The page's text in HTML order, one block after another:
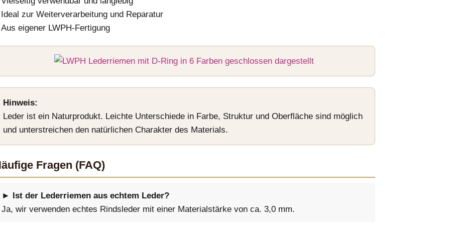
Ideal zur Weiterverarbeitung und Reparatur
Aus eigener LWPH-Fertigung
Hinweis:
Leder ist ein Naturprodukt. Leichte Unterschiede in Farbe, Struktur und Oberfläche sind möglich
und unterstreichen den natürlichen Charakter des Materials.
Fragen (FAQ)
► Ist der Lederriemen aus echtem Leder?
Ja, wir verwenden echtes Rindsleder mit einer Materialstärke von ca. 3,0 mm.